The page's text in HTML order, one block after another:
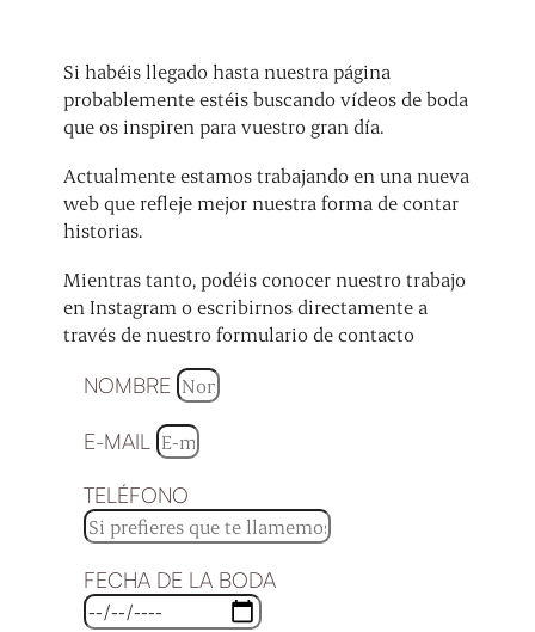
Si habéis llegado hasta nuestra página
probablemente estéis buscando vídeos de boda
que os inspiren para vuestro gran día.
Actualmente estamos trabajando en una nueva
web que refleje mejor nuestra forma de contar
historias.
Mientras tanto, podéis conocer nuestro trabajo
en Instagram o escribirnos directamente a
través de nuestro formulario de contacto
NOMBRE
E-MAIL
TELÉFONO
FECHA DE LA BODA